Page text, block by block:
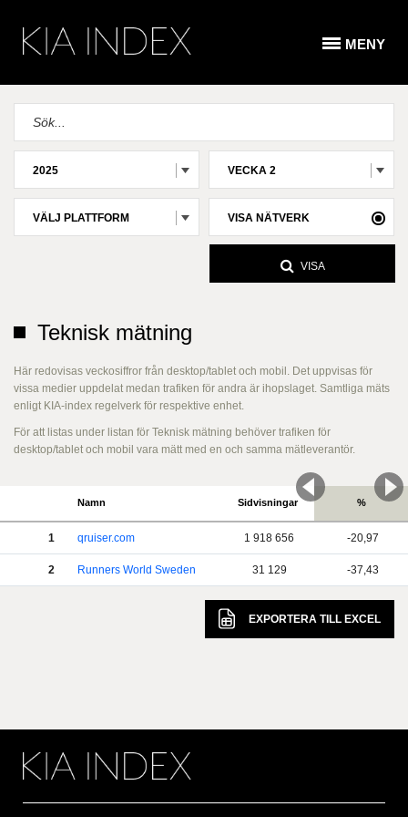
MENY
VISA
2025 VECKA 2
VÄLJ PLATTFORM VISA NÄTVERK
Teknisk mätning
Här redovisas veckosiffror från desktop/tablet och mobil. Det uppvisas för
vissa medier uppdelat medan trafiken för andra är ihopslaget. Samtliga mäts
enligt KIA-index regelverk för respektive enhet.
För att listas under listan för Teknisk mätning behöver trafiken för
desktop/tablet och mobil vara mätt med en och samma mätleverantör.
Namn Sidvisningar %
1 qruiser.com 1 918 656 -20,97
2 Runners World Sweden 31 129 -37,43
EXPORTERA TILL EXCEL